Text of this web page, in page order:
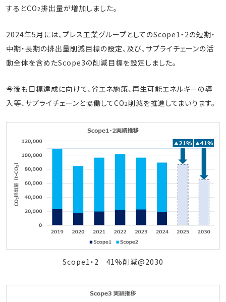
するとCO2排出量が増加しました。
2024年5月には、プレス工業グループとしてのScope1・2の短期・
中期・長期の排出量削減目標の設定、及び、サプライチェーンの活
動全体を含めたScope3の削減目標を設定しました。
今後も目標達成に向けて、省エネ施策、再生可能エネルギーの導
入等、サプライチェーンと協働してCO2削減を推進してまいります。
Scope1・2 41%削減@2030